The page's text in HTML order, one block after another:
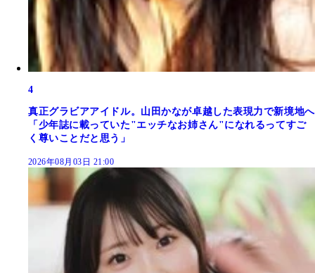
4
真正グラビアアイドル。山田かなが卓越した表現力で新境地へ
「少年誌に載っていた"エッチなお姉さん"になれるってすご
く尊いことだと思う」
2026年08月03日 21:00